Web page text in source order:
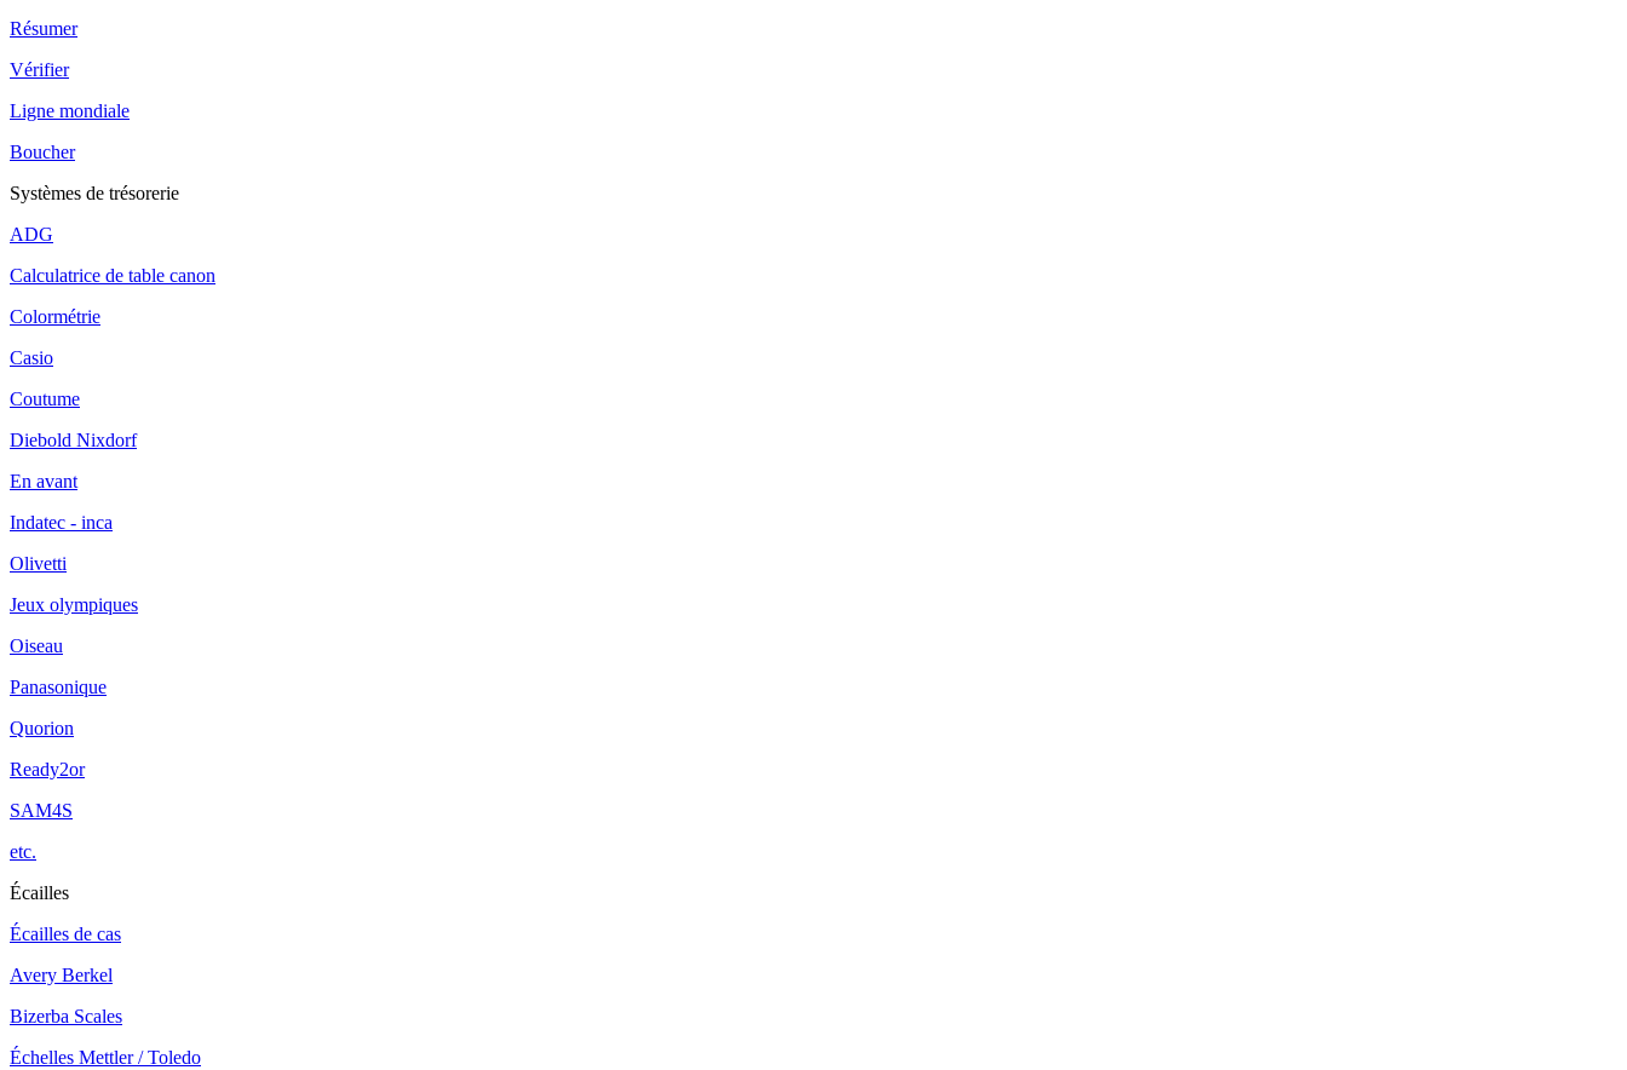
Résumer
Vérifier
Ligne mondiale
Boucher
Systèmes de trésorerie
ADG
Calculatrice de table canon
Colormétrie
Casio
Coutume
Diebold Nixdorf
En avant
Indatec - inca
Olivetti
Jeux olympiques
Oiseau
Panasonique
Quorion
Ready2or
SAM4S
etc.
Écailles
Écailles de cas
Avery Berkel
Bizerba Scales
Échelles Mettler / Toledo